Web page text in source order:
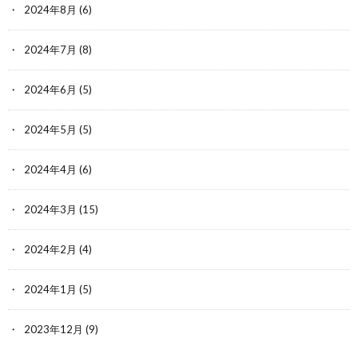
2024年8月 (6)
2024年7月 (8)
2024年6月 (5)
2024年5月 (5)
2024年4月 (6)
2024年3月 (15)
2024年2月 (4)
2024年1月 (5)
2023年12月 (9)